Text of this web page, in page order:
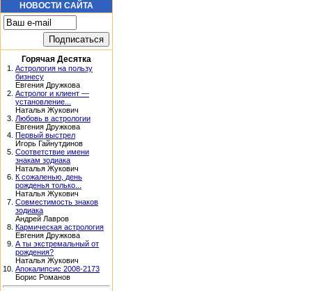
НОВОСТИ САЙТА
Горячая Десятка
1. Астрология на пользу
бизнесу
Евгения Дружкова
2. Астролог и клиент —
установление...
Наталья Жукович
3. Любовь в астрологии
Евгения Дружкова
4. Первый выстрел
Игорь Гайнутдинов
5. Соответствие имени
знакам зодиака
Наталья Жукович
6. К сожаленью, день
рожденья только...
Наталья Жукович
7. Совместимость знаков
зодиака
Андрей Лавров
8. Кармическая астрология
Евгения Дружкова
9. А ты экстремальный от
рождения?
Наталья Жукович
10. Апокалипсис 2008-2173
Борис Романов